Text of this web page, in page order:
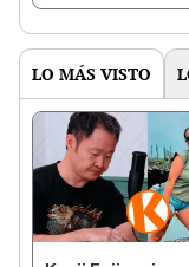
LO MÁS VISTO